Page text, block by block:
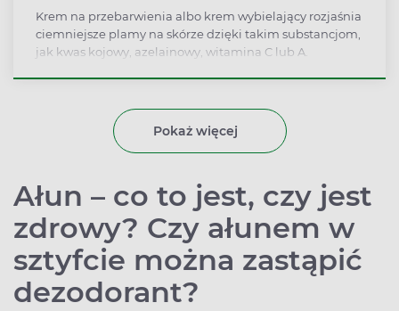
Krem na przebarwienia albo krem wybielający rozjaśnia
ciemniejsze plamy na skórze dzięki takim substancjom,
jak kwas kojowy, azelainowy, witamina C lub A.
wybielających nie należy stosować w dzień.
Pokaż więcej
Ałun – co to jest, czy jest
zdrowy? Czy ałunem w
sztyfcie można zastąpić
dezodorant?